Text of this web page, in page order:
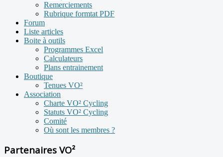
Remerciements
Rubrique formtat PDF
Forum
Liste articles
Boite à outils
Programmes Excel
Calculateurs
Plans entrainement
Boutique
Tenues VO²
Association
Charte VO² Cycling
Statuts VO² Cycling
Comité
Où sont les membres ?
Partenaires VO²